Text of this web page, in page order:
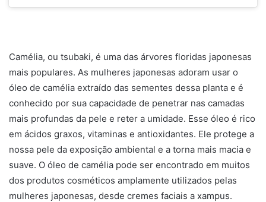
Camélia, ou tsubaki, é uma das árvores floridas japonesas
mais populares. As mulheres japonesas adoram usar o
óleo de camélia extraído das sementes dessa planta e é
conhecido por sua capacidade de penetrar nas camadas
mais profundas da pele e reter a umidade. Esse óleo é rico
em ácidos graxos, vitaminas e antioxidantes. Ele protege a
nossa pele da exposição ambiental e a torna mais macia e
suave. O óleo de camélia pode ser encontrado em muitos
dos produtos cosméticos amplamente utilizados pelas
mulheres japonesas, desde cremes faciais a xampus.